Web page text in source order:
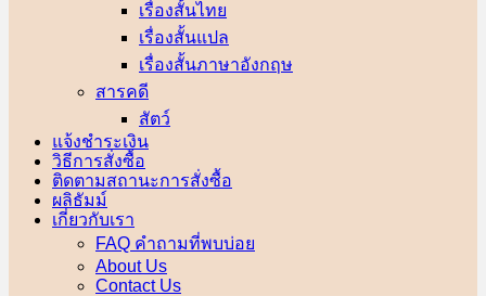
เรื่องสั้นไทย
เรื่องสั้นแปล
เรื่องสั้นภาษาอังกฤษ
สารคดี
สัตว์
แจ้งชำระเงิน
วิธีการสั่งซื้อ
ติดตามสถานะการสั่งซื้อ
ผลิธัมม์
เกี่ยวกับเรา
FAQ คำถามที่พบบ่อย
About Us
Contact Us